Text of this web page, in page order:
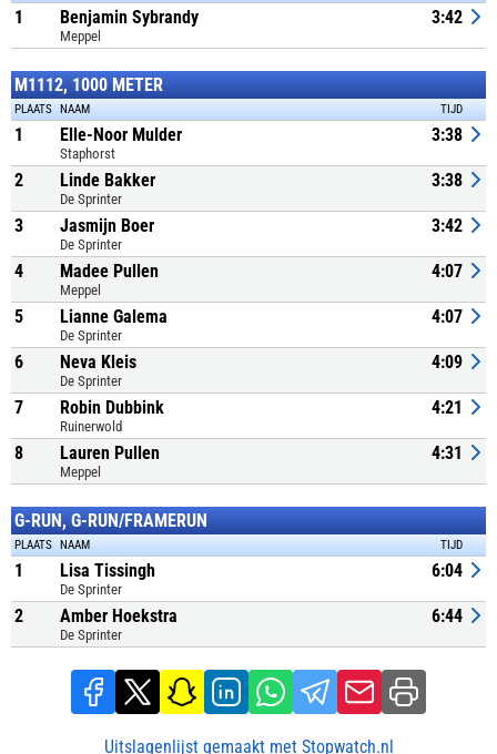
1 Benjamin Sybrandy
Meppel
3:42
M1112, 1000 METER
PLAATS NAAM TIJD
1 Elle-Noor Mulder
Staphorst
3:38
2 Linde Bakker
De Sprinter
3:38
3 Jasmijn Boer
De Sprinter
3:42
4 Madee Pullen
Meppel
4:07
5 Lianne Galema
De Sprinter
4:07
6 Neva Kleis
De Sprinter
4:09
7 Robin Dubbink
Ruinerwold
4:21
8 Lauren Pullen
Meppel
4:31
G-RUN, G-RUN/FRAMERUN
PLAATS NAAM TIJD
1 Lisa Tissingh
De Sprinter
6:04
2 Amber Hoekstra
De Sprinter
6:44
Uitslagenlijst gemaakt met Stopwatch.nl